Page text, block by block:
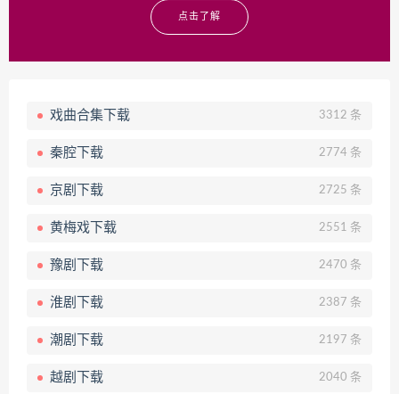
点击了解
戏曲合集下载 3312 条
秦腔下载 2774 条
京剧下载 2725 条
黄梅戏下载 2551 条
豫剧下载 2470 条
淮剧下载 2387 条
潮剧下载 2197 条
越剧下载 2040 条